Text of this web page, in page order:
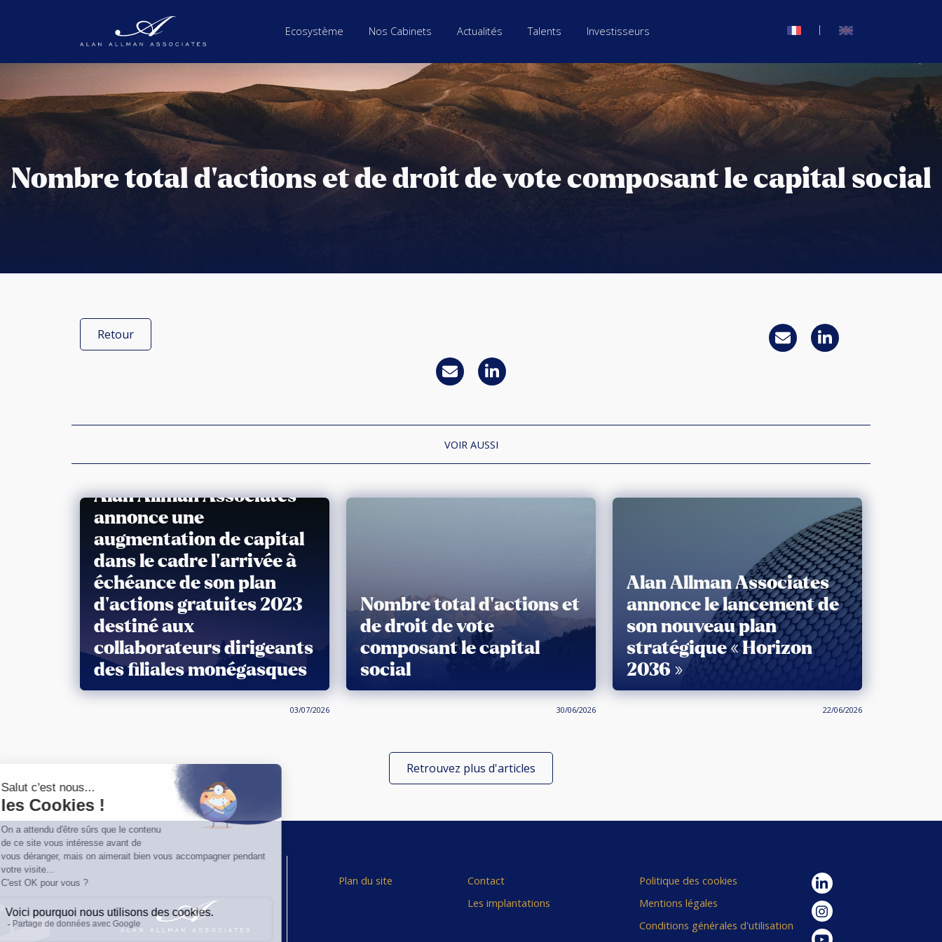
Ecosystème Nos Cabinets Actualités Talents Investisseurs |
Nombre total d’actions et de droit de vote composant le capital social
Retour
VOIR AUSSI
Alan Allman Associates
annonce une
augmentation de capital
dans le cadre l’arrivée à
échéance de son plan
d’actions gratuites 2023
destiné aux
collaborateurs dirigeants
des filiales monégasques
03/07/2026
Nombre total d’actions et
de droit de vote
composant le capital
social
30/06/2026
Alan Allman Associates
annonce le lancement de
son nouveau plan
stratégique « Horizon
2036 »
22/06/2026
Retrouvez plus d'articles
Plan du site
Contact
Les implantations
Politique des cookies
Mentions légales
Conditions générales d'utilisation